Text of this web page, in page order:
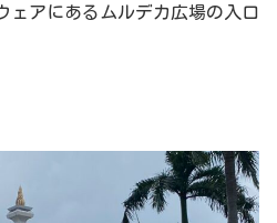
ェアにあるムルデカ広場の入口